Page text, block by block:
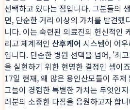
선택하고 있다는 점입니다. 그분들의
면, 단순한 거리 이상의 가치를 발견했
니다. 이는 숙련된 의료진의 헌신적인
리고 체계적인 산후케어 시스템이 어
입니다. 단순한 병원 선택을 넘어, '최
을 실현하기 위한 현명한 결정인 셈이
17일 현재, 왜 많은 용인산모들이 주
그들이 경험한 특별한 가치는 무엇인
러분의 소중한 다짐을 응원하고자 합